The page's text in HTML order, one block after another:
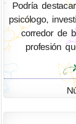
Podría
psicólogo,
corredor de
profesión